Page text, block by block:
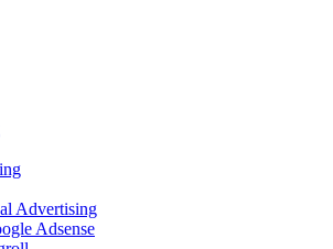
Advertising
Adsense